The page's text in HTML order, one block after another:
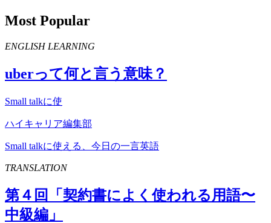
Most Popular
ENGLISH LEARNING
uberって何と言う意味？
Small talkに使
ハイキャリア編集部
Small talkに使える、今日の一言英語
TRANSLATION
第４回「契約書によく使われる用語〜
中級編」